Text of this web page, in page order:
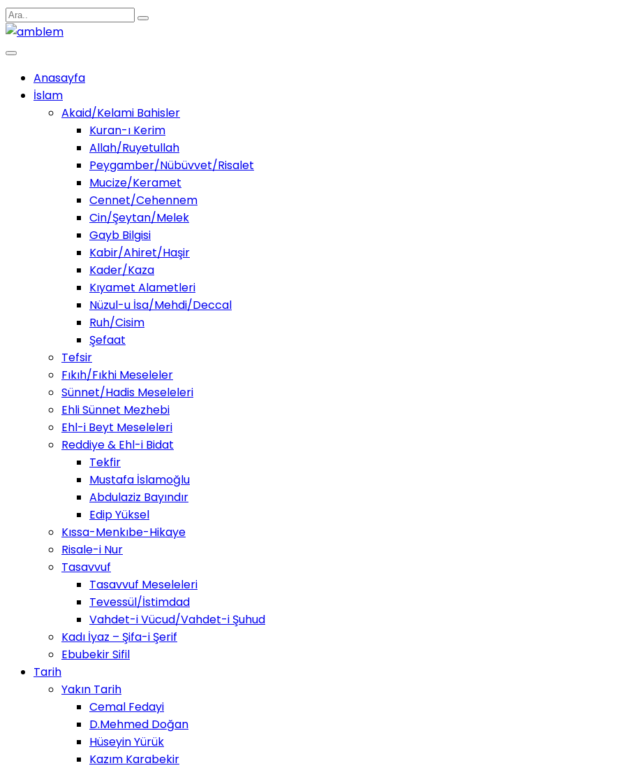
Anasayfa
İslam
Akaid/Kelami Bahisler
Kuran-ı Kerim
Allah/Ruyetullah
Peygamber/Nübüvvet/Risalet
Mucize/Keramet
Cennet/Cehennem
Cin/Şeytan/Melek
Gayb Bilgisi
Kabir/Ahiret/Haşir
Kader/Kaza
Kıyamet Alametleri
Nüzul-u İsa/Mehdi/Deccal
Ruh/Cisim
Şefaat
Tefsir
Fıkıh/Fıkhi Meseleler
Sünnet/Hadis Meseleleri
Ehli Sünnet Mezhebi
Ehl-i Beyt Meseleleri
Reddiye & Ehl-i Bidat
Tekfir
Mustafa İslamoğlu
Abdulaziz Bayındır
Edip Yüksel
Kıssa-Menkıbe-Hikaye
Risale-i Nur
Tasavvuf
Tasavvuf Meseleleri
Tevessül/İstimdad
Vahdet-i Vücud/Vahdet-i Şuhud
Kadı İyaz – Şifa-i Şerif
Ebubekir Sifil
Tarih
Yakın Tarih
Cemal Fedayi
D.Mehmed Doğan
Hüseyin Yürük
Kazım Karabekir